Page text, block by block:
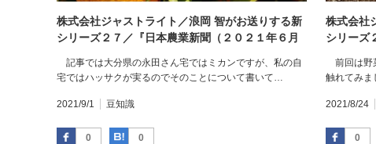
株式会社ジャストライト／浪岡 智がお送りする新
シリーズ２７／『日本農業新聞（２０２１年６月
スミカン軸に 家族でＩターン就農 仲間と名産
／
記事では大分県の永田さん宅ではミカンですが、私の自
宅ではハッサクが実るのでそのことについて書いて…
2021/9/1 豆知識
0
Facebook 0
はてなブックマーク
株式会社
シリーズ
ンギク
②
前回は野
触れてみ
2021/8/24
0